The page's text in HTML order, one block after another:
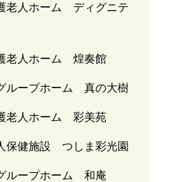
老人ホーム ディグニテ
老人ホーム 煌奏館
ループホーム 真の大樹
老人ホーム 彩美苑
保健施設 つしま彩光園
ループホーム 和庵